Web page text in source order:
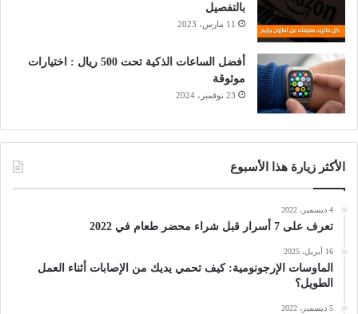
بالتفصيل
11 مارس، 2023
أفضل الساعات الذكية تحت 500 ريال : اختيارات
موثوقة
23 نوفمبر، 2024
الأكثر زيارة هذا الأسبوع
4 ديسمبر، 2022
تعرف على 7 أسرار قبل شراء محضر طعام في 2022
16 أبريل، 2025
الماوسات الإرجونومية: كيف تحمي يديك من الإصابات أثناء العمل
الطويل؟
5 ديسمبر، 2022